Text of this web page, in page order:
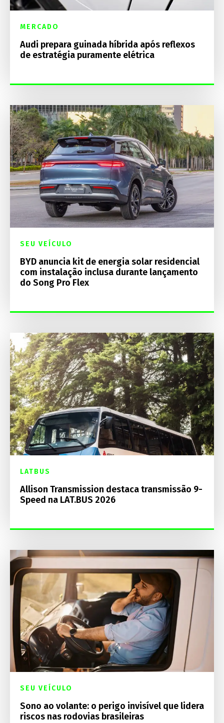
MERCADO
Audi prepara guinada híbrida após reflexos
de estratégia puramente elétrica
SEU VEÍCULO
BYD anuncia kit de energia solar residencial
com instalação inclusa durante lançamento
do Song Pro Flex
LATBUS
Allison Transmission destaca transmissão 9-
Speed na LAT.BUS 2026
SEU VEÍCULO
Sono ao volante: o perigo invisível que lidera
riscos nas rodovias brasileiras